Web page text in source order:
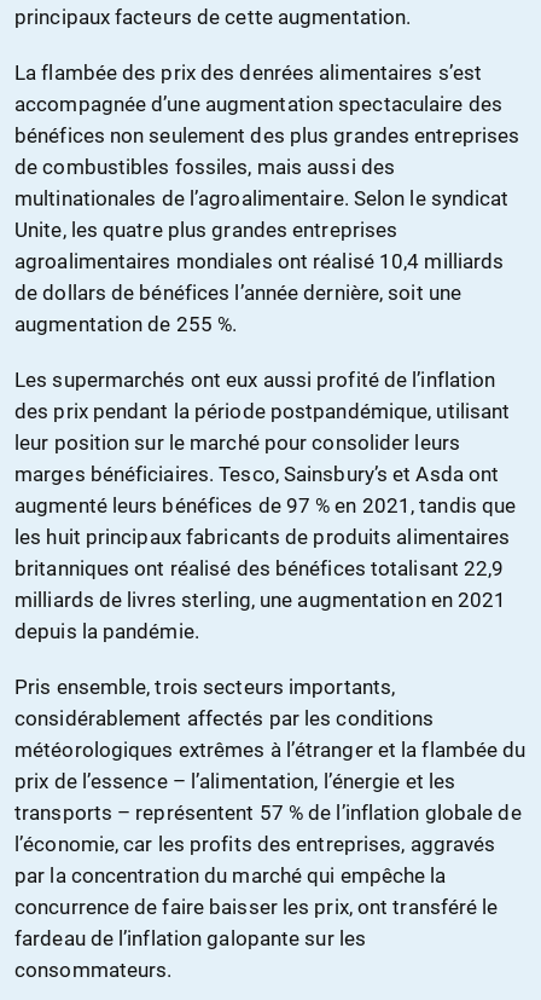
principaux facteurs de cette augmentation.
La flambée des prix des denrées alimentaires s’est
accompagnée d’une augmentation spectaculaire des
bénéfices non seulement des plus grandes entreprises
de combustibles fossiles, mais aussi des
multinationales de l’agroalimentaire. Selon le syndicat
Unite, les quatre plus grandes entreprises
agroalimentaires mondiales ont réalisé 10,4 milliards
de dollars de bénéfices l’année dernière, soit une
augmentation de 255 %.
Les supermarchés ont eux aussi profité de l’inflation
des prix pendant la période postpandémique, utilisant
leur position sur le marché pour consolider leurs
marges bénéficiaires. Tesco, Sainsbury’s et Asda ont
augmenté leurs bénéfices de 97 % en 2021, tandis que
les huit principaux fabricants de produits alimentaires
britanniques ont réalisé des bénéfices totalisant 22,9
milliards de livres sterling, une augmentation en 2021
depuis la pandémie.
Pris ensemble, trois secteurs importants,
considérablement affectés par les conditions
météorologiques extrêmes à l’étranger et la flambée du
prix de l’essence – l’alimentation, l’énergie et les
transports – représentent 57 % de l’inflation globale de
l’économie, car les profits des entreprises, aggravés
par la concentration du marché qui empêche la
concurrence de faire baisser les prix, ont transféré le
fardeau de l’inflation galopante sur les
consommateurs.